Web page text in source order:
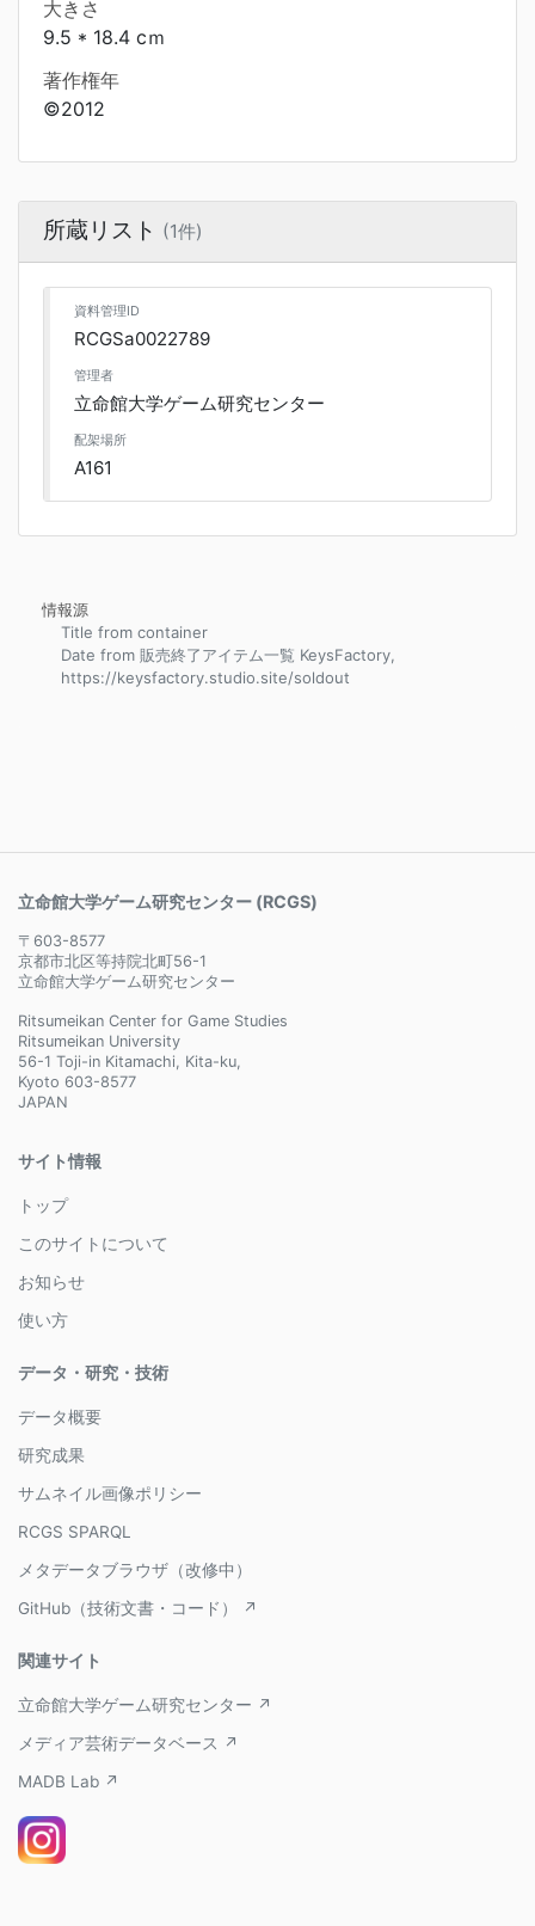
大きさ
9.5 * 18.4 cｍ
著作権年
©2012
所蔵リスト (1件)
資料管理ID
RCGSa0022789
管理者
立命館大学ゲーム研究センター
配架場所
A161
情報源
Title from container
Date from 販売終了アイテム一覧 KeysFactory,
https://keysfactory.studio.site/soldout
立命館大学ゲーム研究センター (RCGS)
〒603-8577
京都市北区等持院北町56-1
立命館大学ゲーム研究センター
Ritsumeikan Center for Game Studies
Ritsumeikan University
56-1 Toji-in Kitamachi, Kita-ku,
Kyoto 603-8577
JAPAN
サイト情報
トップ
このサイトについて
お知らせ
使い方
データ・研究・技術
データ概要
研究成果
サムネイル画像ポリシー
RCGS SPARQL
メタデータブラウザ（改修中）
GitHub（技術文書・コード） ↗
関連サイト
立命館大学ゲーム研究センター ↗
メディア芸術データベース ↗
MADB Lab ↗